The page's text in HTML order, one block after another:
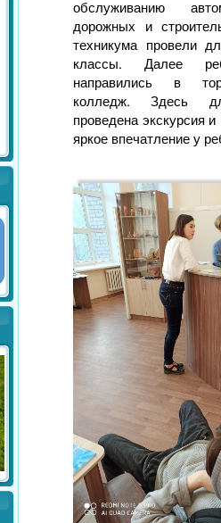
обслуживанию
дорожных и
техникума провели
классы. Далее
направились в
колледж. Здесь
проведена экскурсия
яркое впечатление у